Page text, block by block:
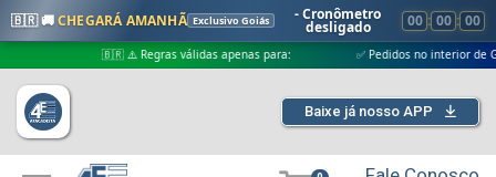
🇧🇷 🚚CHEGARÁ AMANHÃ Exclusivo Goiás - Cronômetro
desligado 00 : 00 : 00
🇧🇷 ⚠️ Regras válidas apenas para: ✅ Pedidos no interior de Goiás
Baixe já nosso APP